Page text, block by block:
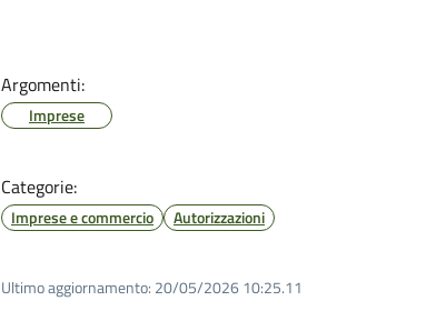
Argomenti:
Imprese
Categorie:
Imprese e commercio Autorizzazioni
Ultimo aggiornamento: 20/05/2026 10:25.11